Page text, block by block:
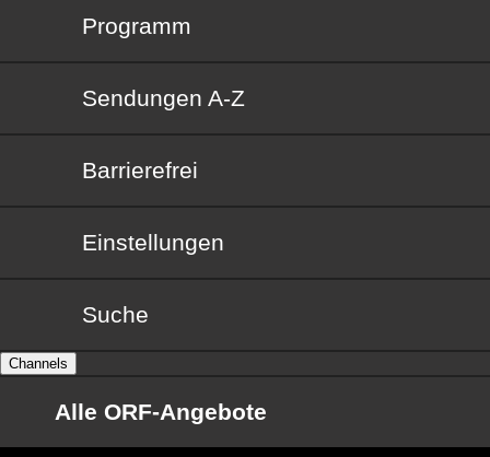
Programm
Sendungen von A bis Z
Sendungen A-Z
Barrierefrei
Barrierefrei
Einstellungen
Suche
Channels
Alle ORF-Angebote